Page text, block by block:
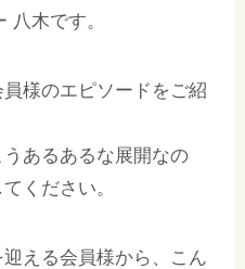
八木です。
様のエピソードをご紹
あるあるな展開なの
ください。
える会員様から、こん